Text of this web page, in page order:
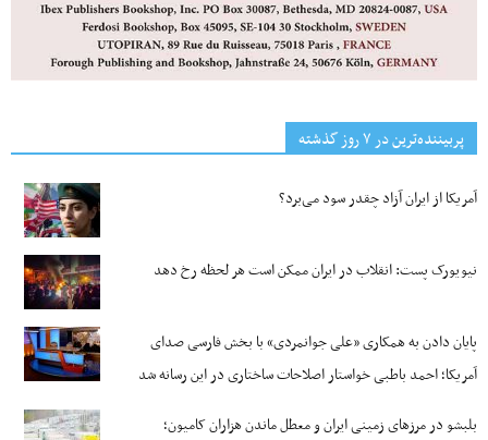
پربیننده‌ترین‌ در ۷ روز گذشته
آمریکا از ایران آزاد چقدر سود می‌برد؟
نیویورک پست: انقلاب در ایران ممکن است هر لحظه رخ دهد
پایان دادن به همکاری «علی جوانمردی» با بخش فارسی صدای
آمریکا؛ احمد باطبی خواستار اصلاحات ساختاری در این رسانه شد
بلبشو در مرزهای زمینی ایران و معطل ماندن هزاران کامیون؛